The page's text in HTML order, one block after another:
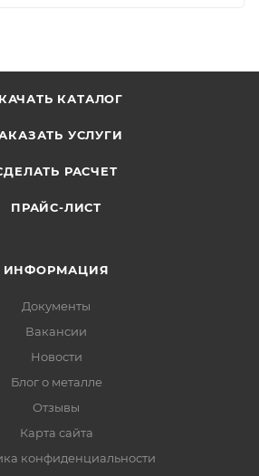
КАТАЛОГ
УСЛУГИ
РАСЧЕТ
ПРАЙС-ЛИСТ
ИНФОРМАЦИЯ
Документы
Вакансии
Новости
Блог о металле
Отзывы
Карта сайта
конфиденциальности